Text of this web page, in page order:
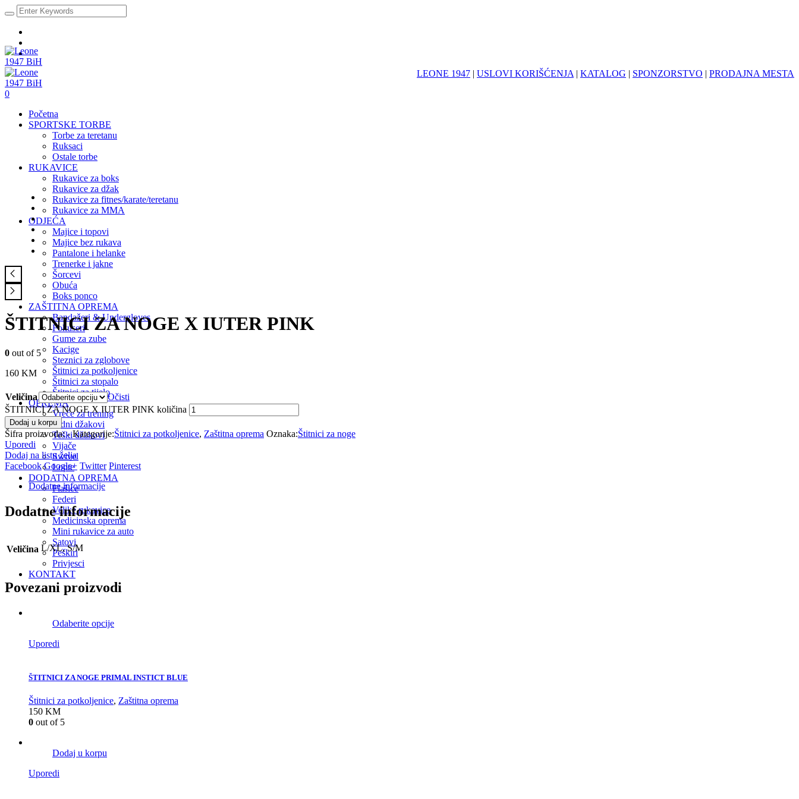
LEONE 1947 | USLOVI KORIŠĆENJA | KATALOG | SPONZORSTVO | PRODAJNA MESTA
0
Početna
SPORTSKE TORBE
Torbe za teretanu
Ruksaci
Ostale torbe
RUKAVICE
Rukavice za boks
Rukavice za džak
Rukavice za fitnes/karate/teretanu
Rukavice za MMA
ODJEĆA
Majice i topovi
Majice bez rukava
Pantalone i helanke
Trenerke i jakne
Šorcevi
Obuća
Boks ponco
ZAŠTITNA OPREMA
Bandažeri & Undergloves
Fokuseri
Gume za zube
Kacige
Steznici za zglobove
Štitnici za potkoljenice
Štitnici za stopalo
Štitnici za tijelo
OPREMA
Vreće za trening
Zidni džakovi
Teški džakovi
Vijače
Swivel
Lopte
DODATNA OPREMA
Flašice
Federi
Velike rukavice
Medicinska oprema
Mini rukavice za auto
Satovi
Peškiri
Privjesci
KONTAKT
ŠTITNICI ZA NOGE X IUTER PINK
0 out of 5
160 KM
Veličina
Očisti
ŠTITNICI ZA NOGE X IUTER PINK količina
Dodaj u korpu
Šifra proizvoda:- Kategorije:Štitnici za potkoljenice, Zaštitna oprema Oznaka:Štitnici za noge
Uporedi
Dodaj na listu želja
Facebook Google+ Twitter Pinterest
Dodatne informacije
Dodatne informacije
Veličina L/XL, S/M
Povezani proizvodi
Odaberite opcije
Uporedi
ŠTITNICI ZA NOGE PRIMAL INSTICT BLUE
Štitnici za potkoljenice, Zaštitna oprema
150 KM
0 out of 5
Dodaj u korpu
Uporedi